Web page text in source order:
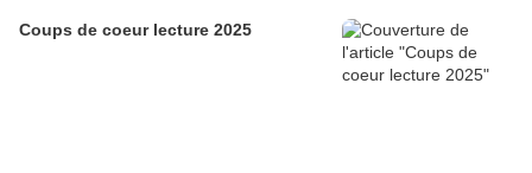
Coups de coeur lecture 2025